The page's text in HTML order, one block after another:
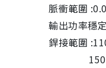
脈衝範圍
輸出功率穩
銲接範圍
150 x